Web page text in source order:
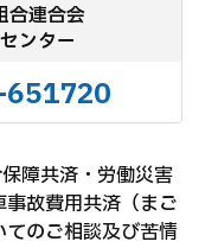
合連合会
ンター
障共済・労働災害
故費用共済（まご
のご相談及び苦情